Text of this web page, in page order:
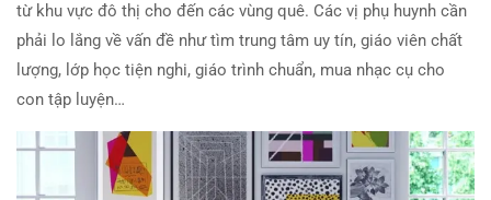
từ khu vực đô thị cho đến các vùng quê. Các vị phụ huynh cần
phải lo lắng về vấn đề như tìm trung tâm uy tín, giáo viên chất
lượng, lớp học tiện nghi, giáo trình chuẩn, mua nhạc cụ cho
con tập luyện…